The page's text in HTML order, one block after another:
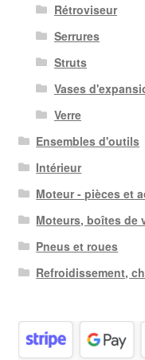
Rétroviseur
Serrures
Struts
Vases
Verre
Ensembles d'outils
Intérieur
Moteur - pièces et
Moteurs, boîtes de
Pneus et roues
Refroidissement,